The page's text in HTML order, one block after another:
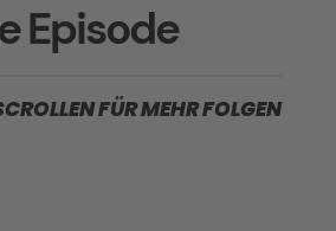
Episode
FÜR MEHR FOLGEN